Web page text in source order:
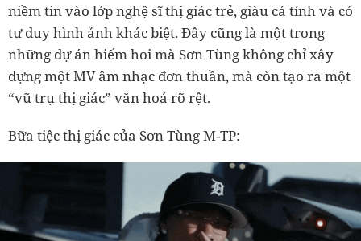
niềm tin vào lớp nghệ sĩ thị giác trẻ, giàu cá tính và có
tư duy hình ảnh khác biệt. Đây cũng là một trong
những dự án hiếm hoi mà Sơn Tùng không chỉ xây
dựng một MV âm nhạc đơn thuần, mà còn tạo ra một
“vũ trụ thị giác” văn hoá rõ rệt.
Bữa tiệc thị giác của Sơn Tùng M-TP: